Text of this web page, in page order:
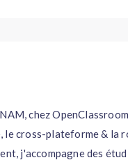
chez
le cross-plateforme & la
j'accompagne des